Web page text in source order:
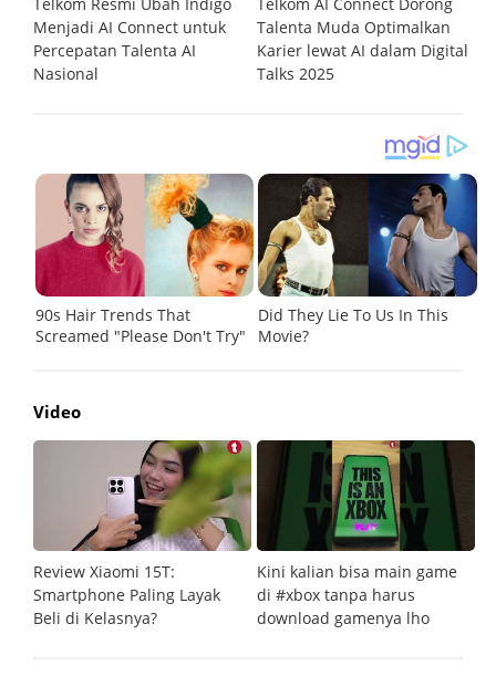
Telkom Resmi Ubah Indigo
Menjadi AI Connect untuk
Percepatan Talenta AI
Nasional
Telkom AI Connect Dorong
Talenta Muda Optimalkan
Karier lewat AI dalam Digital
Talks 2025
Video
Review Xiaomi 15T:
Smartphone Paling Layak
Beli di Kelasnya?
Kini kalian bisa main game
di #xbox tanpa harus
download gamenya lho